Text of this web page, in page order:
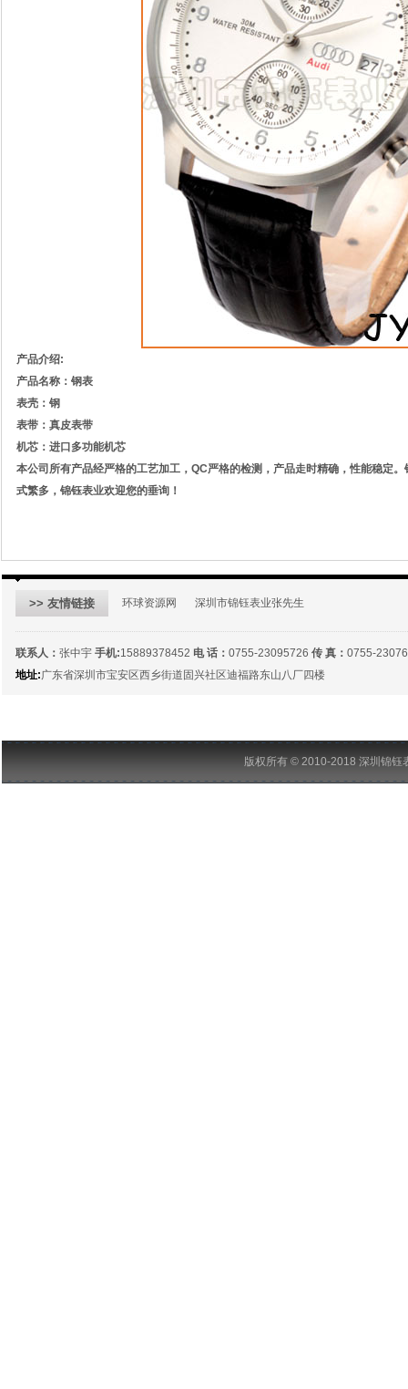
产品介绍:
产品名称：钢表
表壳：钢
表带：真皮表带
机芯：进口多功能机芯
本公司所有产品经严格的工艺加工，QC严格的检测，产品走时精确，性能稳定
式繁多，锦钰表业欢迎您的垂询！
>> 友情链接 环球资源网 深圳市锦钰表业张先生
联系人： 张中宇 手机:15889378452 电 话： 0755-23095726 传 真： 0755-
地址:广东省深圳市宝安区西乡街道固兴社区迪福路东山八厂四楼
版权所有 © 2010-2018 深圳锦